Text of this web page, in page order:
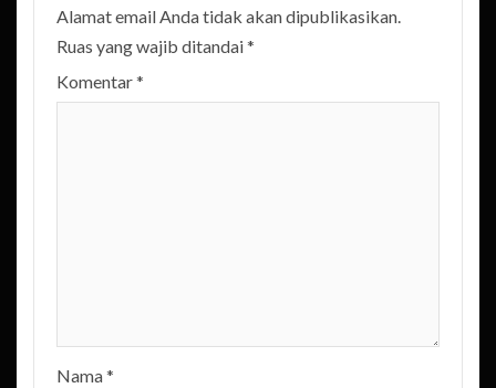
Alamat email Anda tidak akan dipublikasikan.
Ruas yang wajib ditandai*
Komentar*
Nama*